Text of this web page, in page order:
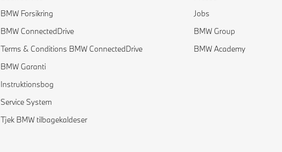
BMW Forsikring
BMW ConnectedDrive
Terms & Conditions BMW ConnectedDrive
BMW Garanti
Instruktionsbog
Service System
Tjek BMW tilbagekaldeser
Jobs
BMW Group
BMW Academy